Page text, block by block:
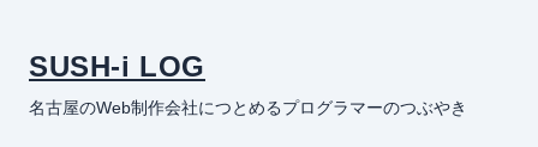
SUSH-i LOG
名古屋のWeb制作会社につとめるプログラマーのつぶやき